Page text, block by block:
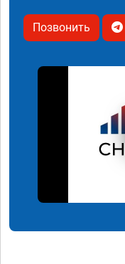
Позвонить